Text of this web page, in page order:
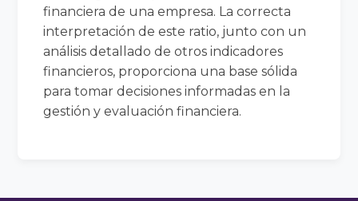
financiera de una empresa. La correcta
interpretación de este ratio, junto con un
análisis detallado de otros indicadores
financieros, proporciona una base sólida
para tomar decisiones informadas en la
gestión y evaluación financiera.